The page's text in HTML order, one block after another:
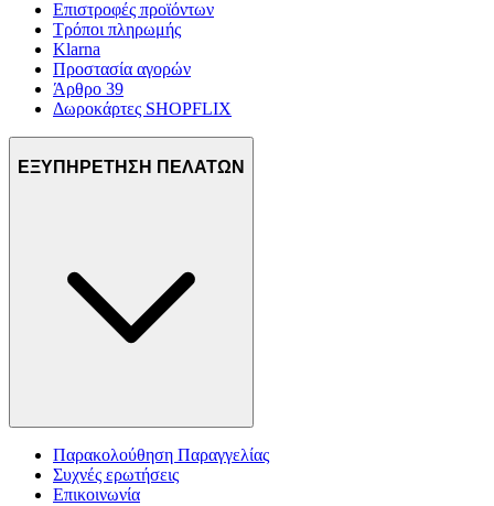
Επιστροφές προϊόντων
Τρόποι πληρωμής
Klarna
Προστασία αγορών
Άρθρο 39
Δωροκάρτες SHOPFLIX
ΕΞΥΠΗΡΕΤΗΣΗ ΠΕΛΑΤΩΝ
Παρακολούθηση Παραγγελίας
Συχνές ερωτήσεις
Επικοινωνία